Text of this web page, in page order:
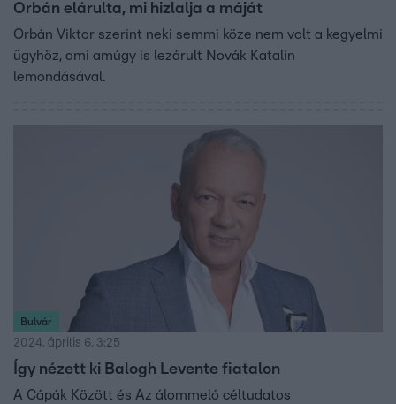
Orbán elárulta, mi hizlalja a máját
Orbán Viktor szerint neki semmi köze nem volt a kegyelmi
ügyhöz, ami amúgy is lezárult Novák Katalin
lemondásával.
Bulvár
2024. április 6. 3:25
Így nézett ki Balogh Levente fiatalon
A Cápák Között és Az álommeló céltudatos